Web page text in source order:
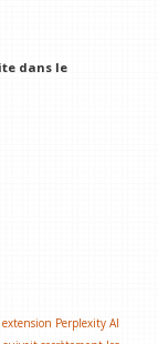
dans le
extension Perplexity AI